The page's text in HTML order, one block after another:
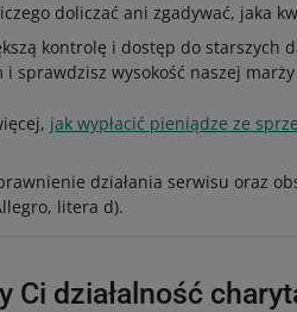
doliczać ani zgadywać, jaka
kontrolę i dostęp do starszych
i sprawdzisz wysokość naszej
jak wypłacić pieniądze ze
działania serwisu oraz
litera d).
Ci działalność